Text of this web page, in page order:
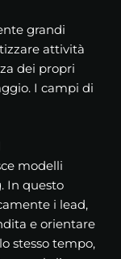
grandi
attività
dei propri
I campi di
modelli
In questo
i lead,
e orientare
stesso tempo,